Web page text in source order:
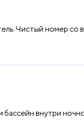
Чистый номер со
бассейн внутри